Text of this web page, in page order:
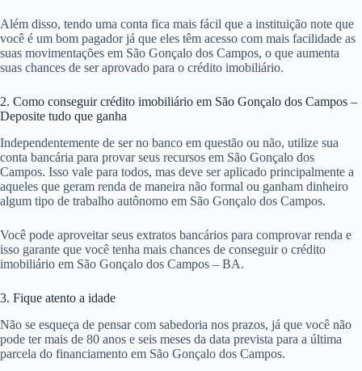
Além disso, tendo uma conta fica mais fácil que a instituição note que
você é um bom pagador já que eles têm acesso com mais facilidade as
suas movimentações em São Gonçalo dos Campos, o que aumenta
suas chances de ser aprovado para o crédito imobiliário.
2. Como conseguir crédito imobiliário em São Gonçalo dos Campos –
Deposite tudo que ganha
Independentemente de ser no banco em questão ou não, utilize sua
conta bancária para provar seus recursos em São Gonçalo dos
Campos. Isso vale para todos, mas deve ser aplicado principalmente a
aqueles que geram renda de maneira não formal ou ganham dinheiro
algum tipo de trabalho autônomo em São Gonçalo dos Campos.
Você pode aproveitar seus extratos bancários para comprovar renda e
isso garante que você tenha mais chances de conseguir o crédito
imobiliário em São Gonçalo dos Campos – BA.
3. Fique atento a idade
Não se esqueça de pensar com sabedoria nos prazos, já que você não
pode ter mais de 80 anos e seis meses da data prevista para a última
parcela do financiamento em São Gonçalo dos Campos.